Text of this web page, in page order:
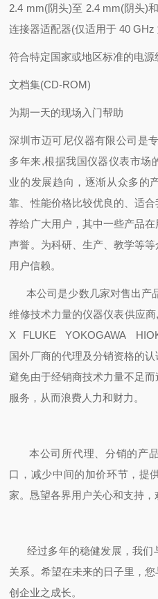
2.4 mm(阴头)至 2.4 mm(阴头)
连接器适配器(仅适用于 40 GHz
符合特定国家或地区标准的电源
文档集(CD-ROM)
为期一天的现场入门帮助
深圳市迈可尼仪器有限公司是
多年来,根据我国仪器仪表市场
业的发展趋向，逐渐从众多的
靠、性能价格比较优良的、适合
荐给广大用户，其中一些产品
声誉。为科研、生产、教学等
用户信赖。
本公司是少数几家对售出产
维修技术力量的仪器仪表供应
X FLUKE YOKOGAWA
国外厂商的代理及分销资格的
避免由于经销商技术力量不足
服务，从而浪费人力和财力。
本公司所代理、分销的产品
口，减少中间的加价环节，提
家。恳望各界用户关心和支持，
经过多年的稳健发展，我们
关系。希望在未来的日子里，
创企业之成长。